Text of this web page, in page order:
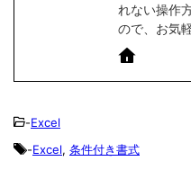
れない操作
ので、お気
-Excel
-Excel, 条件付き書式